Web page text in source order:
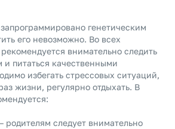
генетическим
его невозможно. Во всех
внимательно следить
и питаться качественными
избегать стрессовых ситуаций,
жизни, регулярно отдыхать. В
родителям следует внимательно